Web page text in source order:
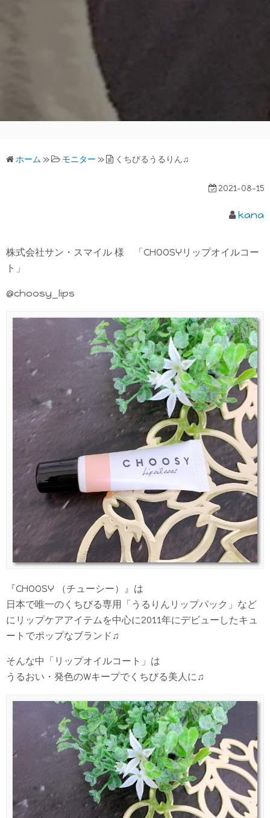
ホーム » モニター » くちびるうるりん♫
2021-08-15
kana
株式会社サン・スマイル 様 「CHOOSYリップオイルコー
ト」
@choosy_lips
『CHOOSY （チューシー）』は
日本で唯一のくちびる専用「うるりんリップパック」など
にリップケアアイテムを中心に2011年にデビューしたキュ
ートでポップなブランド♫
そんな中「リップオイルコート」は
うるおい・発色のWキープでくちびる美人に♫